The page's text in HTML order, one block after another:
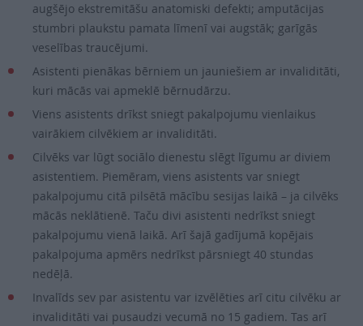
augšējo ekstremitāšu anatomiski defekti; amputācijas
stumbri plaukstu pamata līmenī vai augstāk; garīgās
veselības traucējumi.
Asistenti pienākas bērniem un jauniešiem ar invaliditāti,
kuri mācās vai apmeklē bērnudārzu.
Viens asistents drīkst sniegt pakalpojumu vienlaikus
vairākiem cilvēkiem ar invaliditāti.
Cilvēks var lūgt sociālo dienestu slēgt līgumu ar diviem
asistentiem. Piemēram, viens asistents var sniegt
pakalpojumu citā pilsētā mācību sesijas laikā – ja cilvēks
mācās neklātienē. Taču divi asistenti nedrīkst sniegt
pakalpojumu vienā laikā. Arī šajā gadījumā kopējais
pakalpojuma apmērs nedrīkst pārsniegt 40 stundas
nedēļā.
Invalīds sev par asistentu var izvēlēties arī citu cilvēku ar
invaliditāti vai pusaudzi vecumā no 15 gadiem. Tas arī